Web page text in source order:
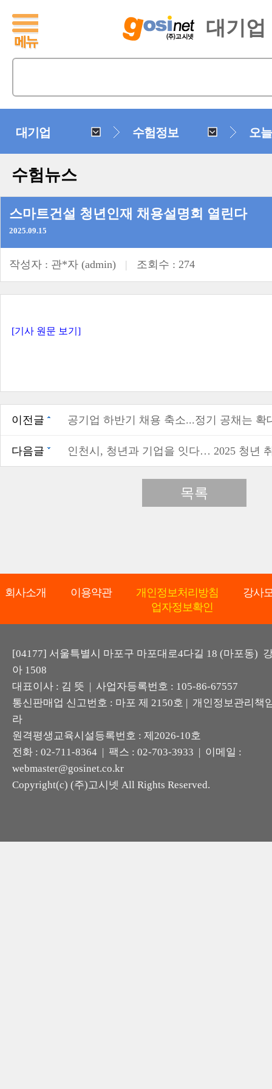
대기업
대기업 수험정보 오
수험뉴스
스마트건설 청년인재 채용설명회 열린다
2025.09.15
작성자 : 관*자 (admin) | 조회수 : 274
[기사 원문 보기]
이전글 공기업 하반기 채용 축소...정기 공채는 확
다음글 인천시, 청년과 기업을 잇다… 2025 청년
목록
회사소개 이용약관 개인정보처리방침
강사
업자정보확인
[04177] 서울특별시 마포구 마포대로4다길 18 (마포동)
아 1508
대표이사 : 김 뜻 | 사업자등록번호 : 105-86-67557
통신판매업 신고번호 : 마포 제 2150호 | 개인정보관리책
라
원격평생교육시설등록번호 : 제2026-10호
전화 : 02-711-8364 | 팩스 : 02-703-3933 | 이메일 :
webmaster@gosinet.co.kr
Copyright(c) (주)고시넷 All Rights Reserved.